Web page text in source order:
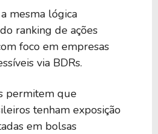
50
50
0,00
mesma lógica
ranking de ações
foco em empresas
via BDRs.
permitem que
tenham exposição
em bolsas